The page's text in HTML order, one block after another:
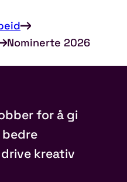
Nominerte 2026
for å gi
kreativ